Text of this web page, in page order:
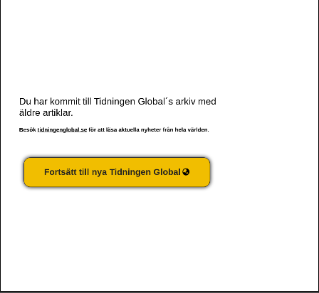
Nordirland tvingas implementera aborträtt
Du har kommit till Tidningen Global´s arkiv med
äldre artiklar.
Besök tidningenglobal.se för att läsa aktuella nyheter från hela världen.
Fortsätt till nya Tidningen Global